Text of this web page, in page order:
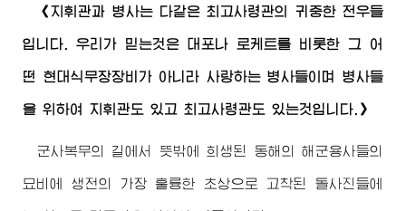
《지휘관과 병사는 다같은최고사령관의 귀중한 전우들
입니다. 우리가 믿는것은 대포나 로케트를 비롯한 그 어
떤 현대식무장장비가 아니라 사랑하는 병사들이며 병사들
을 위하여 지휘관도 있고 최고사령관도 있는것입니다.》
군사복무의 길에서 뜻밖에 희생된 동해의 해군용사들의
묘비에 생전의 가장 훌륭한 초상으로 고착된 돌사진들에